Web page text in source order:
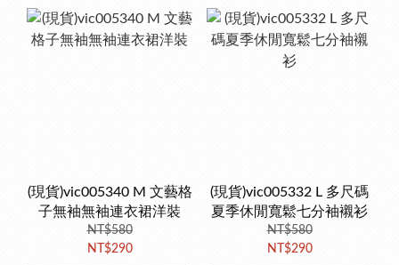
(現貨)vic005340 M 文藝格
子無袖無袖連衣裙洋裝
NT$580
NT$290
(現貨)vic005332 L 多尺碼
夏季休閒寬鬆七分袖襯衫
NT$580
NT$290